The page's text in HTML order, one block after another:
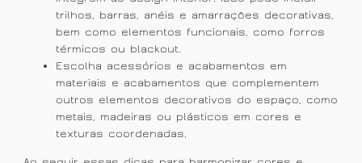
trilhos, barras, anéis e amarrações decorativas,
bem como elementos funcionais, como forros
térmicos ou blackout.
Escolha acessórios e acabamentos em
materiais e acabamentos que complementem
outros elementos decorativos do espaço, como
metais, madeiras ou plásticos em cores e
texturas coordenadas.